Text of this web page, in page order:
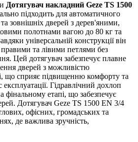
Дотягувач накладний Geze TS 1500
підходить для автоматичного
зовнішніх дверей з дерев'яними,
полотнами вагою до 80 кг та
універсальній конструкції він
правими та лівими петлями без
Цей дотягувач забезпечує плавне
дверей з можливістю
що сприяє підвищенню комфорту та
Гідравлічний дохлоп
фінальному етапі, що забезпечує
Дотягувач Geze TS 1500 EN 3/4
офісних, громадських та
де важлива зручність,